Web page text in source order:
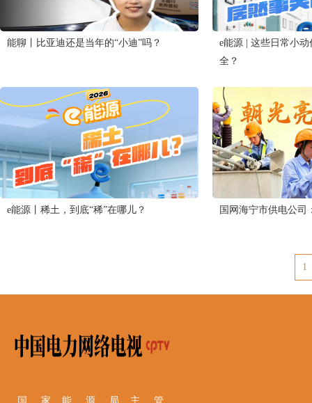
能聊丨比亚迪还是当年的“小迪”吗？
e能源 | 这些日常小
全？
e能源丨稀土，到底“稀”在哪儿？ 国网海宁市供电公司
1
国 家 能 源 局 主 管